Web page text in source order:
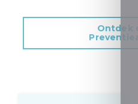
Ontdek